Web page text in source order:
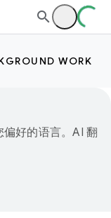
WORK
好的语言。AI 翻